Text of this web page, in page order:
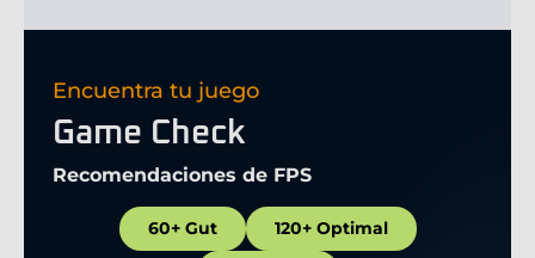
Encuentra tu juego
Game Check
Recomendaciones de FPS
60+ Gut 120+ Optimal